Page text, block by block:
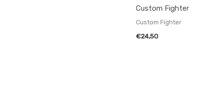
Custom Fighter
Custom Fighter
€24,50